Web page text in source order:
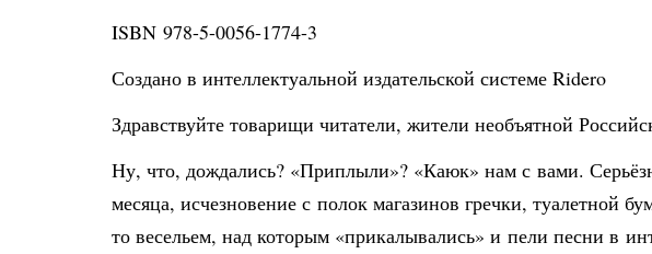
ISBN 978-5-0056-1774-3
Создано в интеллектуальной издательской системе Ridero
Здравствуйте товарищи читатели, жители необъятной
Ну, что, дождались? «Приплыли»? «Каюк» нам с вами.
месяца, исчезновение с полок магазинов гречки,
то весельем, над которым «прикалывались» и пели песни в